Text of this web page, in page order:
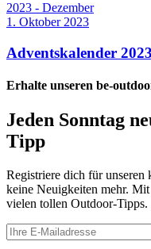
2023 - Dezember
1. Oktober 2023
Adventskalender
Erhalte unseren be-
Jeden Sonntag
Tipp
Registriere dich für unseren
keine Neuigkeiten mehr.
vielen tollen Outdoor-Tipps.